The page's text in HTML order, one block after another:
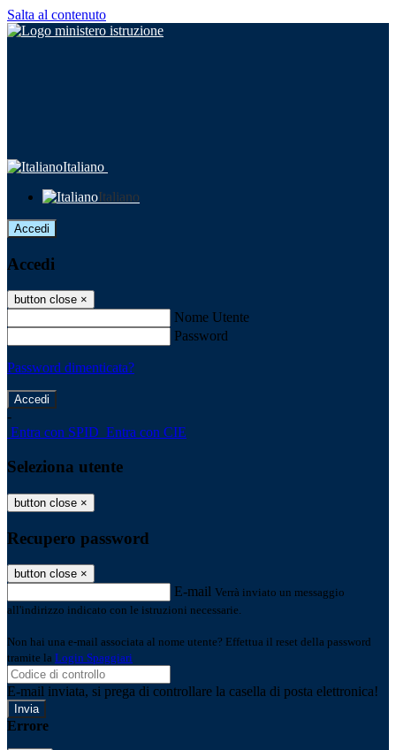
Salta al contenuto
Italiano
Italiano
Accedi
Accedi
button close ×
Nome Utente
Password
Password dimenticata?
-
Entra con SPID Entra con CIE
Seleziona utente
button close ×
Recupero password
button close ×
E-mail Verrà inviato un messaggio
all'indirizzo indicato con le istruzioni necessarie.
Non hai una e-mail associata al nome utente? Effettua il reset della password
tramite la Login Spaggiari
E-mail inviata, si prega di controllare la casella di posta elettronica!
Errore